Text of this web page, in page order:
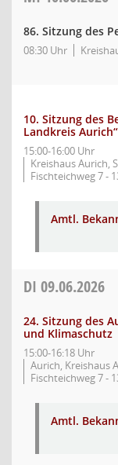
86. Sitzung des
08:30 Uhr
10. Sitzung des
Landkreis Aurich“
15:00-16:00 Uhr
Kreishaus Aurich,
Fischteichweg 7 -
Amtl.
DI 09.06.2026
24. Sitzung des
und Klimaschutz
15:00-16:18 Uhr
Aurich, Kreishaus
Fischteichweg 7 -
Amtl.